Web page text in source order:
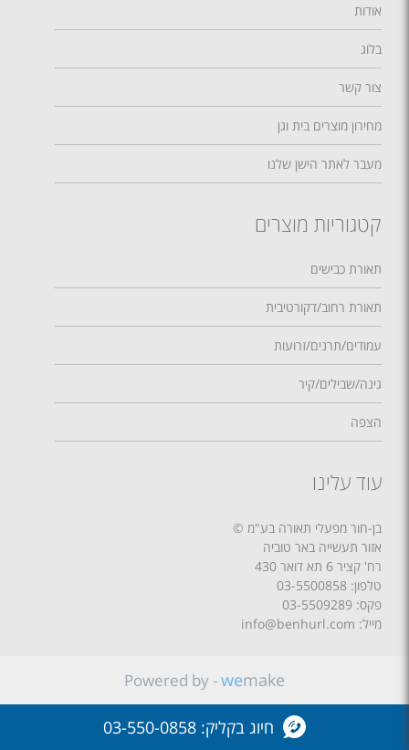
אודות
בלוג
צור קשר
מחירון מוצרים בית וגן
מעבר לאתר הישן שלנו
קטגוריות מוצרים
תאורת כבישים
תאורת רחוב/דקורטיבית
עמודים/תרנים/זרועות
גינה/שבילים/קיר
הצפה
עוד עלינו
בן-חור מפעלי תאורה בע"מ ©
אזור תעשייה באר טוביה
רח' קציר 6 תא דואר 430
טלפון: 03-5500858
פקס: 03-5509289
מייל: info@benhurl.com
Powered by -wemake
חיוג בקליק: 03-550-0858